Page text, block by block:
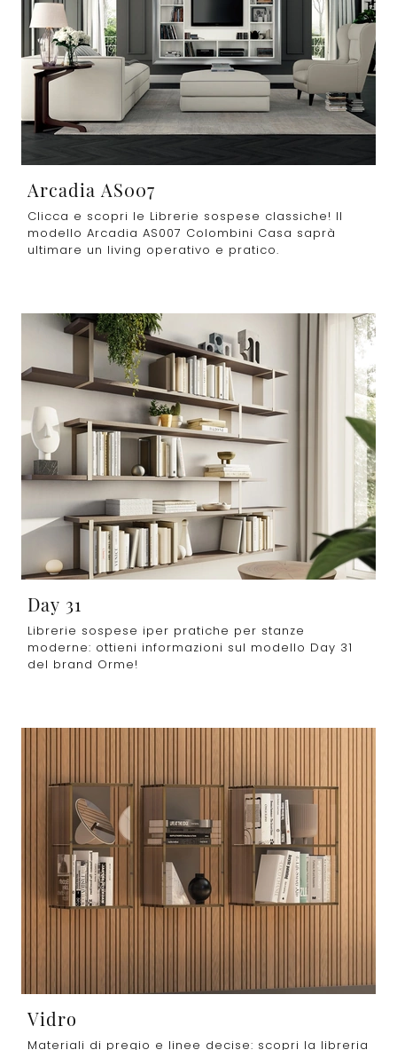
Arcadia AS007
Clicca e scopri le Librerie sospese classiche! Il
modello Arcadia AS007 Colombini Casa saprà
ultimare un living operativo e pratico.
Day 31
Librerie sospese iper pratiche per stanze
moderne: ottieni informazioni sul modello Day 31
del brand Orme!
Vidro
Materiali di pregio e linee decise: scopri la libreria